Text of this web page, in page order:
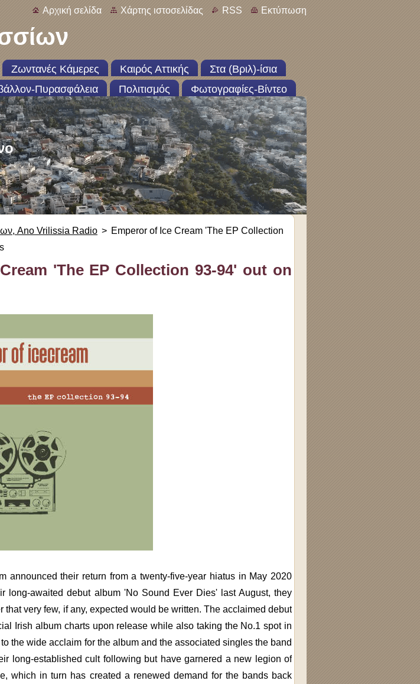
Αρχική σελίδα Χάρτης ιστοσελίδας RSS Εκτύπωση
Ζωντανές Κάμερες Καιρός Αττικής
Στα (Βριλ)-ίσια
Πυρασφάλεια Πολιτισμός Φωτογραφίες-Βίντεο
Ano Vrilissia Radio > Emperor of Ice Cream 'The EP Collection
'The EP Collection 93-94' out on
announced their return from a twenty-five-year hiatus in May 2020
long-awaited debut album 'No Sound Ever Dies' last August, they
that very few, if any, expected would be written. The acclaimed debut
Irish album charts upon release while also taking the No.1 spot in
the wide acclaim for the album and the associated singles the band
long-established cult following but have garnered a new legion of
which in turn has created a renewed demand for the bands back